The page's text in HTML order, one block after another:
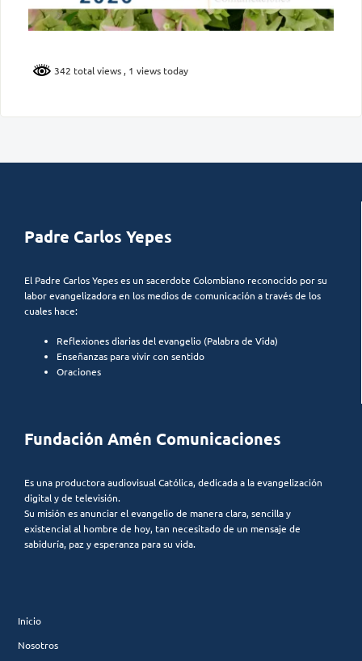
342 total views , 1 views today
Padre Carlos Yepes
El Padre Carlos Yepes es un sacerdote Colombiano reconocido por su
labor evangelizadora en los medios de comunicación a través de los
cuales hace:
Reflexiones diarias del evangelio (Palabra de Vida)
Enseñanzas para vivir con sentido
Oraciones
Fundación Amén Comunicaciones
Es una productora audiovisual Católica, dedicada a la evangelización
digital y de televisión.
Su misión es anunciar el evangelio de manera clara, sencilla y
existencial al hombre de hoy, tan necesitado de un mensaje de
sabiduría, paz y esperanza para su vida.
Inicio
Nosotros